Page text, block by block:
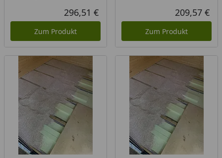
Aktueller Preis
296,51 €
Zum Produkt
209,57 €
Zum Produkt